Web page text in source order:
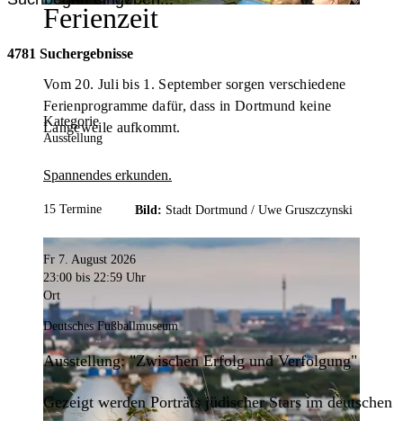
Ferienzeit
Vom 20. Juli bis 1. September sorgen verschiedene
Ferienprogramme dafür, dass in Dortmund keine
Langeweile aufkommt.
Spannendes erkunden.
Bild: Stadt Dortmund / Uwe Gruszczynski
4781 Suchergebnisse
Kategorie
Ausstellung
15 Termine
Fr 7. August 2026
23:00 bis 22:59 Uhr
Ort
Deutsches Fußballmuseum
Ausstellung: "Zwischen Erfolg und Verfolgung"
Gezeigt werden Porträts jüdischer Stars im deutschen